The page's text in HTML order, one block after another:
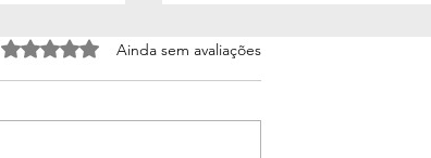
Avaliado com 0 de 5 estrelas.
Ainda sem avaliações